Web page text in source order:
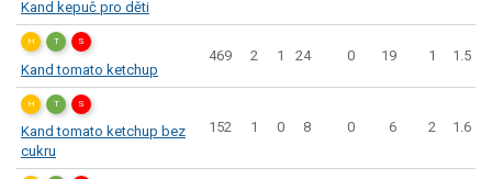
Kand kepuč pro děti
H T S
Kand tomato ketchup
469 2 1 24 0 19 1 1.5
H T S
Kand tomato ketchup bez
cukru
152 1 0 8 0 6 2 1.6